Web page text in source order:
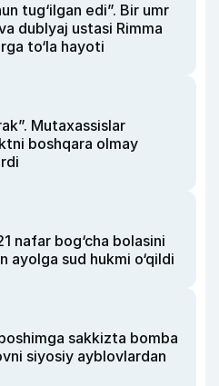
tug‘ilgan edi”. Bir umr
dublyaj ustasi Rimma
to‘la hayoti
Mutaxassislar
boshqara olmay
nafar bog‘cha bolasini
ayolga sud hukmi o‘qildi
sakkizta bomba
siyosiy ayblovlardan